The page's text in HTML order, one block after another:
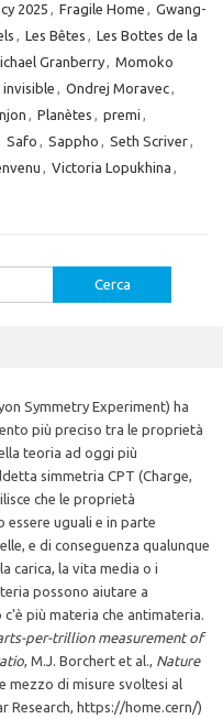
2025 , Fragile Home , Gwang-
, Les Bêtes , Les Bottes de la
Granberry, Momoko
, Ondrej Moravec,
, Planètes , premi ,
Safo , Sappho , Seth Scriver,
, Victoria Lopukhina ,
Symmetry Experiment) ha
più preciso tra le proprietà
teoria ad oggi più
simmetria CPT (Charge,
che le proprietà
uguali e in parte
e di conseguenza qualunque
carica, la vita media o i
possono aiutare a
più materia che antimateria.
per-trillion measurement of
, M.J. Borchert et al., Nature
mezzo di misure svoltesi al
Research, https://home.cern/)